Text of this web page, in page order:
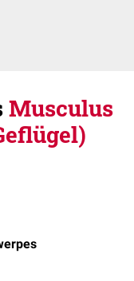
Musculus